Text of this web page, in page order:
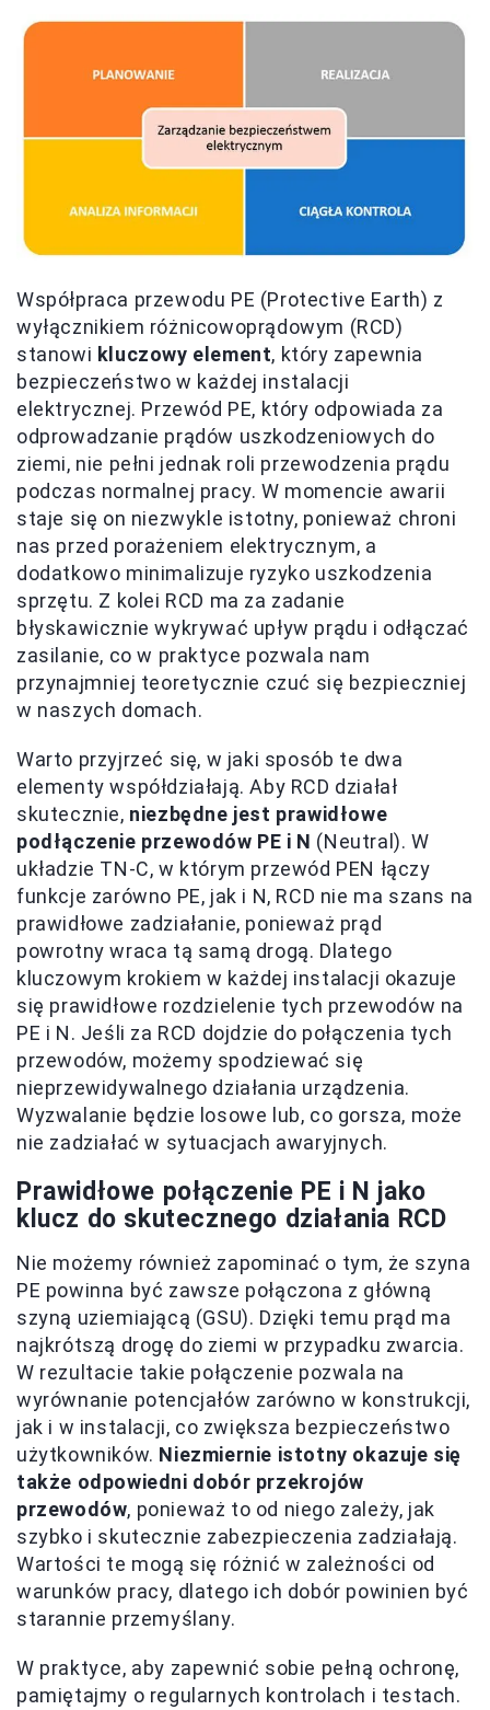
Współpraca przewodu PE (Protective Earth) z
wyłącznikiem różnicowoprądowym (RCD)
stanowi kluczowy element, który zapewnia
bezpieczeństwo w każdej instalacji
elektrycznej. Przewód PE, który odpowiada za
odprowadzanie prądów uszkodzeniowych do
ziemi, nie pełni jednak roli przewodzenia prądu
podczas normalnej pracy. W momencie awarii
staje się on niezwykle istotny, ponieważ chroni
nas przed porażeniem elektrycznym, a
dodatkowo minimalizuje ryzyko uszkodzenia
sprzętu. Z kolei RCD ma za zadanie
błyskawicznie wykrywać upływ prądu i odłączać
zasilanie, co w praktyce pozwala nam
przynajmniej teoretycznie czuć się bezpieczniej
w naszych domach.
Warto przyjrzeć się, w jaki sposób te dwa
elementy współdziałają. Aby RCD działał
skutecznie, niezbędne jest prawidłowe
podłączenie przewodów PE i N (Neutral). W
układzie TN-C, w którym przewód PEN łączy
funkcje zarówno PE, jak i N, RCD nie ma szans na
prawidłowe zadziałanie, ponieważ prąd
powrotny wraca tą samą drogą. Dlatego
kluczowym krokiem w każdej instalacji okazuje
się prawidłowe rozdzielenie tych przewodów na
PE i N. Jeśli za RCD dojdzie do połączenia tych
przewodów, możemy spodziewać się
nieprzewidywalnego działania urządzenia.
Wyzwalanie będzie losowe lub, co gorsza, może
nie zadziałać w sytuacjach awaryjnych.
Prawidłowe połączenie PE i N jako
klucz do skutecznego działania RCD
Nie możemy również zapominać o tym, że szyna
PE powinna być zawsze połączona z główną
szyną uziemiającą (GSU). Dzięki temu prąd ma
najkrótszą drogę do ziemi w przypadku zwarcia.
W rezultacie takie połączenie pozwala na
wyrównanie potencjałów zarówno w konstrukcji,
jak i w instalacji, co zwiększa bezpieczeństwo
użytkowników. Niezmiernie istotny okazuje się
także odpowiedni dobór przekrojów
przewodów, ponieważ to od niego zależy, jak
szybko i skutecznie zabezpieczenia zadziałają.
Wartości te mogą się różnić w zależności od
warunków pracy, dlatego ich dobór powinien być
starannie przemyślany.
W praktyce, aby zapewnić sobie pełną ochronę,
pamiętajmy o regularnych kontrolach i testach.